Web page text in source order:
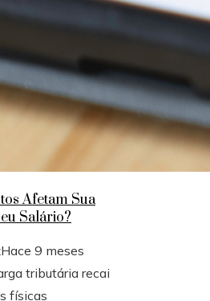
Afetam Sua
Salário?
Hace 9 meses
tributária recai
físicas